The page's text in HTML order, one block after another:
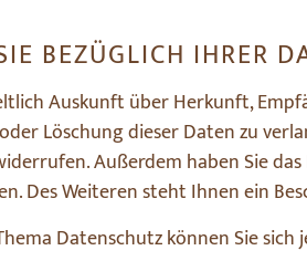
BEZÜGLICH IHRER
Auskunft über Herkunft,
Löschung dieser Daten zu
Außerdem haben Sie
Des Weiteren steht Ihnen ein
Datenschutz können Sie sich